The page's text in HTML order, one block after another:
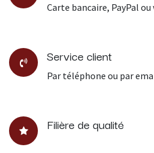
Carte bancaire, PayPal
Service client
Par téléphone ou par
Filière de qualité